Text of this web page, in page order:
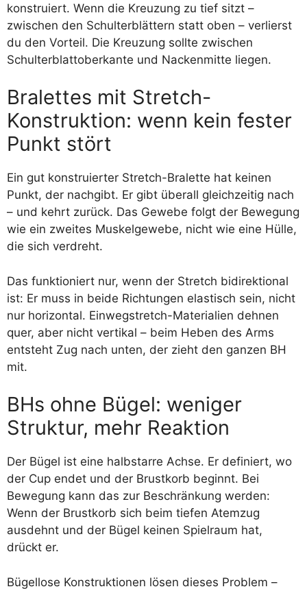
konstruiert. Wenn die Kreuzung zu tief sitzt –
zwischen den Schulterblättern statt oben – verlierst
du den Vorteil. Die Kreuzung sollte zwischen
Schulterblattoberkante und Nackenmitte liegen.
Bralettes mit Stretch-
Konstruktion: wenn kein fester
Punkt stört
Ein gut konstruierter Stretch-Bralette hat keinen
Punkt, der nachgibt. Er gibt überall gleichzeitig nach
– und kehrt zurück. Das Gewebe folgt der Bewegung
wie ein zweites Muskelgewebe, nicht wie eine Hülle,
die sich verdreht.
Das funktioniert nur, wenn der Stretch bidirektional
ist: Er muss in beide Richtungen elastisch sein, nicht
nur horizontal. Einwegstretch-Materialien dehnen
quer, aber nicht vertikal – beim Heben des Arms
entsteht Zug nach unten, der zieht den ganzen BH
mit.
BHs ohne Bügel: weniger
Struktur, mehr Reaktion
Der Bügel ist eine halbstarre Achse. Er definiert, wo
der Cup endet und der Brustkorb beginnt. Bei
Bewegung kann das zur Beschränkung werden:
Wenn der Brustkorb sich beim tiefen Atemzug
ausdehnt und der Bügel keinen Spielraum hat,
drückt er.
Bügellose Konstruktionen lösen dieses Problem –